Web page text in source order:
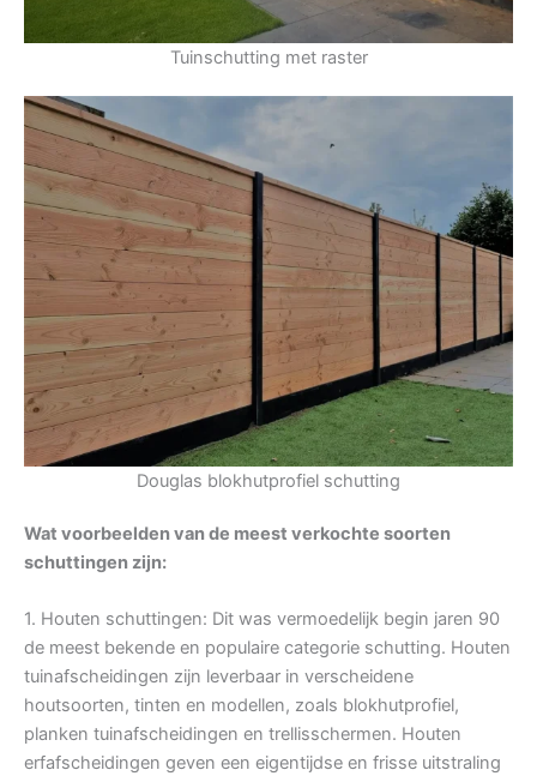
Tuinschutting met raster
Douglas blokhutprofiel schutting
Wat voorbeelden van de meest verkochte soorten
schuttingen zijn:
1. Houten schuttingen: Dit was vermoedelijk begin jaren 90
de meest bekende en populaire categorie schutting. Houten
tuinafscheidingen zijn leverbaar in verscheidene
houtsoorten, tinten en modellen, zoals blokhutprofiel,
planken tuinafscheidingen en trellisschermen. Houten
erfafscheidingen geven een eigentijdse en frisse uitstraling